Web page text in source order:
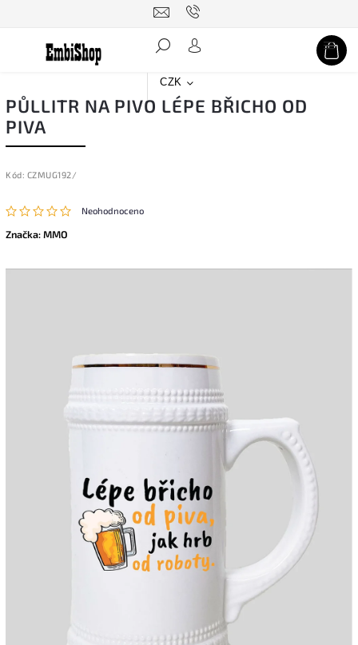
CZK
Hledat
PŮLLITR NA PIVO LÉPE BŘICHO OD
PIVA
Kód: CZMUG192/
Neohodnoceno
Značka:MMO